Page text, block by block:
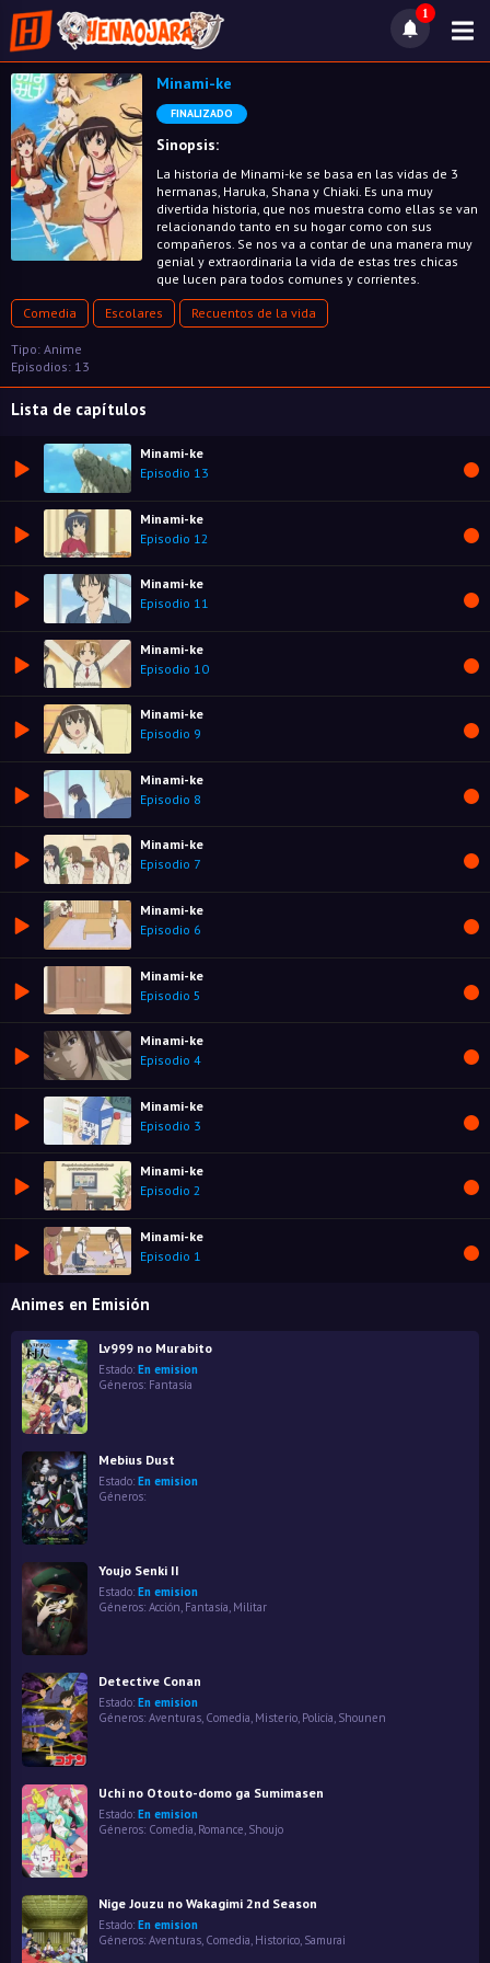
1
Minami-ke
FINALIZADO
Sinopsis:
La historia de Minami-ke se basa en las vidas de 3
hermanas, Haruka, Shana y Chiaki. Es una muy
divertida historia, que nos muestra como ellas se van
relacionando tanto en su hogar como con sus
compañeros. Se nos va a contar de una manera muy
genial y extraordinaria la vida de estas tres chicas
que lucen para todos comunes y corrientes.
Comedia Escolares Recuentos de la vida
Tipo: Anime
Episodios: 13
Lista de capítulos
Minami-ke
Episodio 13
Minami-ke
Episodio 12
Minami-ke
Episodio 11
Minami-ke
Episodio 10
Minami-ke
Episodio 9
Minami-ke
Episodio 8
Minami-ke
Episodio 7
Minami-ke
Episodio 6
Minami-ke
Episodio 5
Minami-ke
Episodio 4
Minami-ke
Episodio 3
Minami-ke
Episodio 2
Minami-ke
Episodio 1
Animes en Emisión
Lv999 no Murabito
Estado: En emision
Géneros: Fantasía
Mebius Dust
Estado: En emision
Géneros:
Youjo Senki II
Estado: En emision
Géneros: Acción, Fantasía, Militar
Detective Conan
Estado: En emision
Géneros: Aventuras, Comedia, Misterio, Policía, Shounen
Uchi no Otouto-domo ga Sumimasen
Estado: En emision
Géneros: Comedia Romance Shoujo
Nige Jouzu no Wakagimi 2nd Season
Estado: En emision
Géneros: Aventuras, Comedia, Historico, Samurai